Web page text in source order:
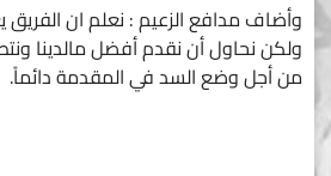
وأضاف مدافع الزعيم : نعلم ان الفريق
ولكن نحاول أن نقدم أفضل مالدينا
من أجل وضع السد في المقدمة دائماً.